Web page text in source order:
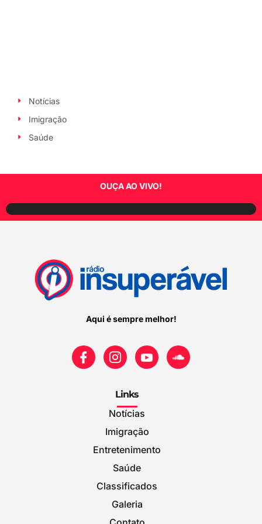
Notícias
Imigração
Saúde
OUÇA AO VIVO!
Aqui é sempre melhor!
Links
Notícias
Imigração
Entretenimento
Saúde
Classificados
Galeria